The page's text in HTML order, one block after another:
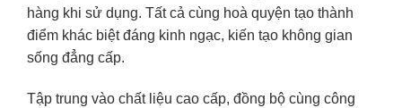
hàng khi sử dụng. Tất cả cùng hoà quyện tạo thành
điểm khác biệt đáng kinh ngạc, kiến tạo không gian
sống đẳng cấp.
Tập trung vào chất liệu cao cấp, đồng bộ cùng công